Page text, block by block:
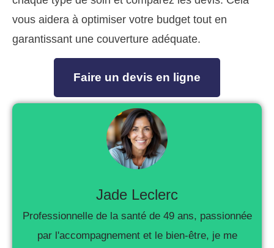
vous aidera à optimiser votre budget tout en
garantissant une couverture adéquate.
Faire un devis en ligne
Jade Leclerc
Professionnelle de la santé de 49 ans, passionnée
par l'accompagnement et le bien-être, je me